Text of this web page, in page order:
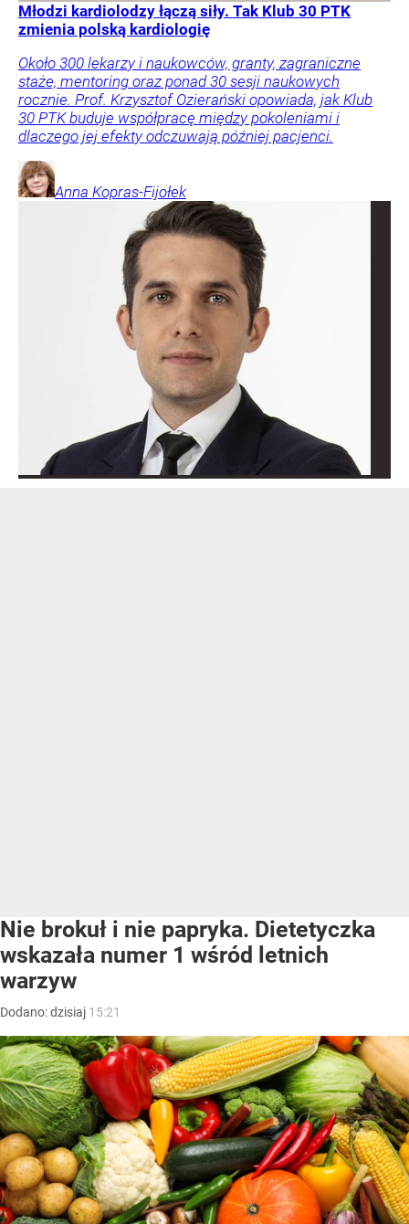
Młodzi kardiolodzy łączą siły. Tak Klub 30 PTK
zmienia polską kardiologię
Około 300 lekarzy i naukowców, granty, zagraniczne
staże, mentoring oraz ponad 30 sesji naukowych
rocznie. Prof. Krzysztof Ozierański opowiada, jak Klub
30 PTK buduje współpracę między pokoleniami i
dlaczego jej efekty odczuwają później pacjenci.
Anna Kopras-Fijołek
Nie brokuł i nie papryka. Dietetyczka
wskazała numer 1 wśród letnich
warzyw
Dodano:dzisiaj 15:21